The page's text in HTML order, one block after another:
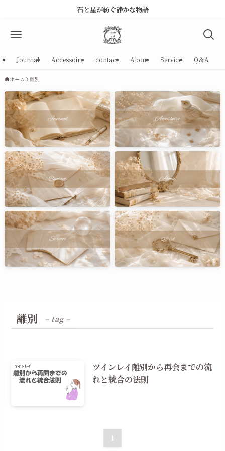
石と星が紡ぐ静かな物語
Journal Accessoire contact About Service Q＆A
ホーム 離別
離別 – tag –
ツインレイ離別から再会までの流
れと統合の法則
1